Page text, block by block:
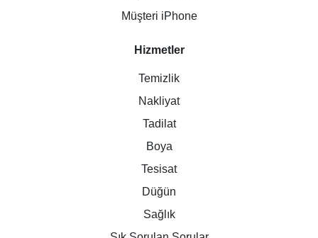
Müşteri iPhone
Hizmetler
Temizlik
Nakliyat
Tadilat
Boya
Tesisat
Düğün
Sağlık